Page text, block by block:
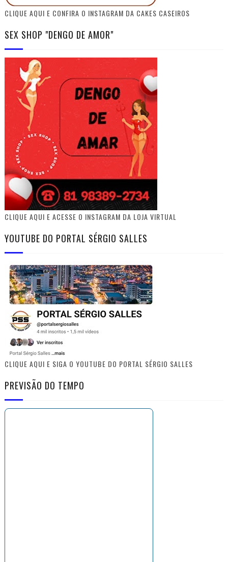
CLIQUE AQUI E CONFIRA O INSTAGRAM DA CAKES CASEIROS
SEX SHOP "DENGO DE AMOR"
CLIQUE AQUI E ACESSE O INSTAGRAM DA LOJA VIRTUAL
YOUTUBE DO PORTAL SÉRGIO SALLES
CLIQUE AQUI E SIGA O YOUTUBE DO PORTAL SÉRGIO SALLES
PREVISÃO DO TEMPO